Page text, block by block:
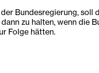
Bundesregierung, soll
zu halten, wenn die
Folge hätten.